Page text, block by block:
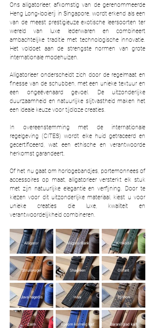
Ons alligatorleer, afkomstig van de gerenommeerde
Heng Long-looierij in Singapore, wordt erkend als een
van de meest prestigieuze exotische leersoorten ter
wereld van luxe lederwaren en combineert
ambachtelijke traditie met technologische innovatie.
Het voldoet aan de strengste normen van grote
internationale modehuizen.
Alligatorleer onderscheidt zich door de regelmaat en
finesse van de schubben, met een unieke textuur en
een ongeëvenaard gevoel. De uitzonderlijke
duurzaamheid en natuurlijke slijtvastheid maken het
een ideale keuze voor tijdloze creaties.
In overeenstemming met de internationale
regelgeving (CITES) wordt elke huid getraceerd en
gecertificeerd, wat een ethische en verantwoorde
herkomst garandeert.
Of het nu gaat om horlogebandjes, portemonnees of
accessoires op maat, alligatorleer versterkt elk stuk
met zijn natuurlijke elegantie en verfijning. Door te
kiezen voor dit uitzonderlijke materiaal, kiest u voor
unieke creaties die luxe, kwaliteit en
verantwoordelijkheid combineren.
Alligator Alligatorflank Krokodil
Struisvogel Shagreen Olifant
Java hagedis Haai Python
Zalm Epsom korrelig kalf Baranil glad kalf